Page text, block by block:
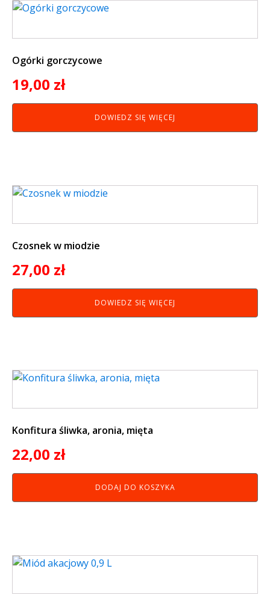
Ogórki gorczycowe
19,00 zł
DOWIEDZ SIĘ WIĘCEJ
Czosnek w miodzie
27,00 zł
DOWIEDZ SIĘ WIĘCEJ
Konfitura śliwka, aronia, mięta
22,00 zł
DODAJ DO KOSZYKA